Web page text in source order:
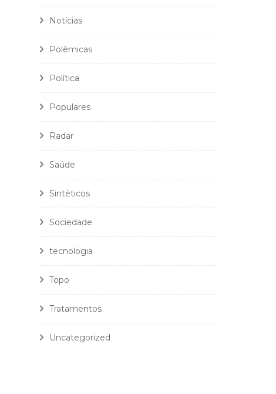
Notícias
Polêmicas
Política
Populares
Radar
Saúde
Sintéticos
Sociedade
tecnologia
Topo
Tratamentos
Uncategorized